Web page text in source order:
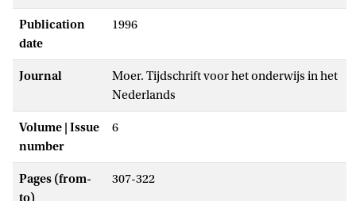
Publication
date
1996
Journal
Moer. Tijdschrift voor het onderwijs in het
Nederlands
Volume | Issue
number
6
Pages (from-
to)
307-322